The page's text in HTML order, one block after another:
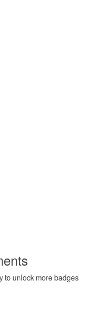
to unlock more badges